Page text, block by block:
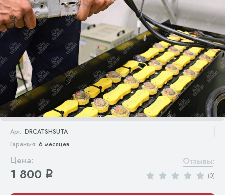
Арт.: DRCATSHSUTA
Гарантия: 6 месяцев
Цена:
1 800 q
Отзывы:
(0)